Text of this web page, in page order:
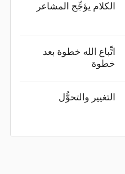
الكلام يؤجِّج المشاعر
اتِّباع الله خطوة بعد
خطوة
التغيير والتحوُّل